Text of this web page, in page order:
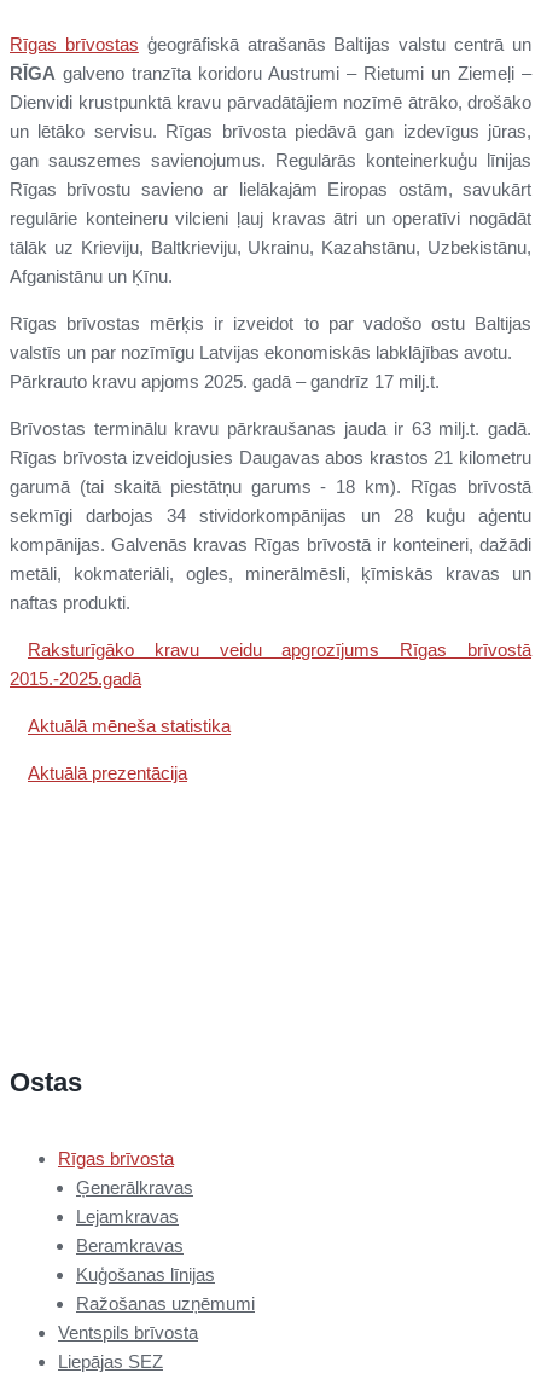
Rīgas brīvostas ģeogrāfiskā atrašanās Baltijas valstu centrā un
RĪGA galveno tranzīta koridoru Austrumi – Rietumi un Ziemeļi –
Dienvidi krustpunktā kravu pārvadātājiem nozīmē ātrāko, drošāko
un lētāko servisu. Rīgas brīvosta piedāvā gan izdevīgus jūras,
gan sauszemes savienojumus. Regulārās konteinerkuģu līnijas
Rīgas brīvostu savieno ar lielākajām Eiropas ostām, savukārt
regulārie konteineru vilcieni ļauj kravas ātri un operatīvi nogādāt
tālāk uz Krieviju, Baltkrieviju, Ukrainu, Kazahstānu, Uzbekistānu,
Afganistānu un Ķīnu.
Rīgas brīvostas mērķis ir izveidot to par vadošo ostu Baltijas
valstīs un par nozīmīgu Latvijas ekonomiskās labklājības avotu.
Pārkrauto kravu apjoms 2025. gadā – gandrīz 17 milj.t.
Brīvostas terminālu kravu pārkraušanas jauda ir 63 milj.t. gadā.
Rīgas brīvosta izveidojusies Daugavas abos krastos 21 kilometru
garumā (tai skaitā piestātņu garums - 18 km). Rīgas brīvostā
sekmīgi darbojas 34 stividorkompānijas un 28 kuģu aģentu
kompānijas. Galvenās kravas Rīgas brīvostā ir konteineri, dažādi
metāli, kokmateriāli, ogles, minerālmēsli, ķīmiskās kravas un
naftas produkti.
Raksturīgāko kravu veidu apgrozījums Rīgas brīvostā
2015.-2025.gadā
Aktuālā mēneša statistika
Aktuālā prezentācija
Ostas
Rīgas brīvosta
Ģenerālkravas
Lejamkravas
Beramkravas
Kuģošanas līnijas
Ražošanas uzņēmumi
Ventspils brīvosta
Liepājas SEZ